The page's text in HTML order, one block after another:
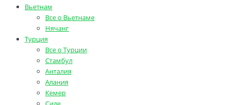
Вьетнам
Все о Вьетнаме
Нячанг
Турция
Все о Турции
Стамбул
Анталия
Алания
Кемер